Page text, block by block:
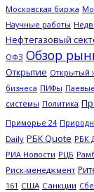
Московская биржа
Научные работы
Нефтегазовый
ОФЗ Обзор
Открытие Открытый
бизнеса ПИФы
системы Политика
Приморье 24
Daily РБК Quote РБК
РИА Новости РЦБ
Риск-менеджмент
161 США Санкции